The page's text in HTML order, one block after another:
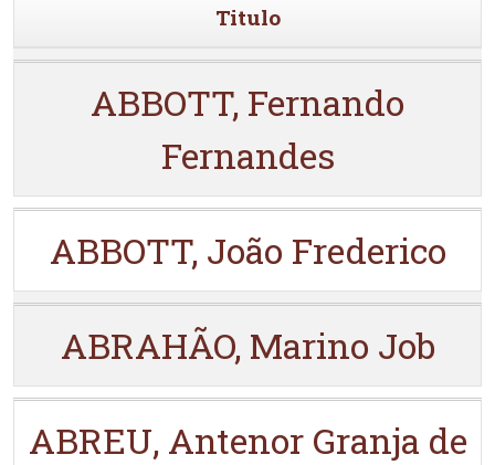
Titulo
ABBOTT, Fernando
Fernandes
ABBOTT, João Frederico
ABRAHÃO, Marino Job
ABREU, Antenor Granja de